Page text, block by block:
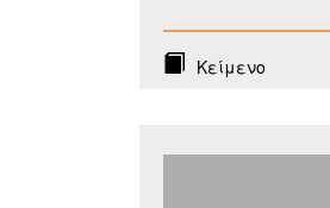
Κείμενο